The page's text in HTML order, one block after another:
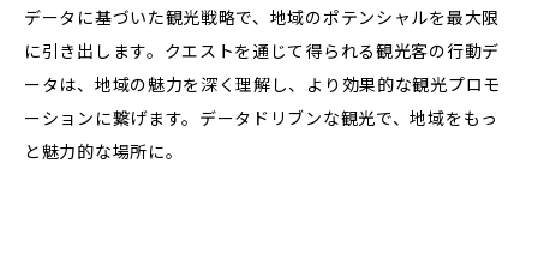
データに基づいた観光戦略で、地域のポテンシャルを最大限
に引き出します。クエストを通じて得られる観光客の行動デ
ータは、地域の魅力を深く理解し、より効果的な観光プロモ
ーションに繋げます。データドリブンな観光で、地域をもっ
と魅力的な場所に。